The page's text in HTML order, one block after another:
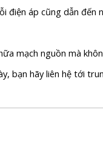
điện áp cũng dẫn
mạch nguồn mà
bạn hãy liên hệ tới